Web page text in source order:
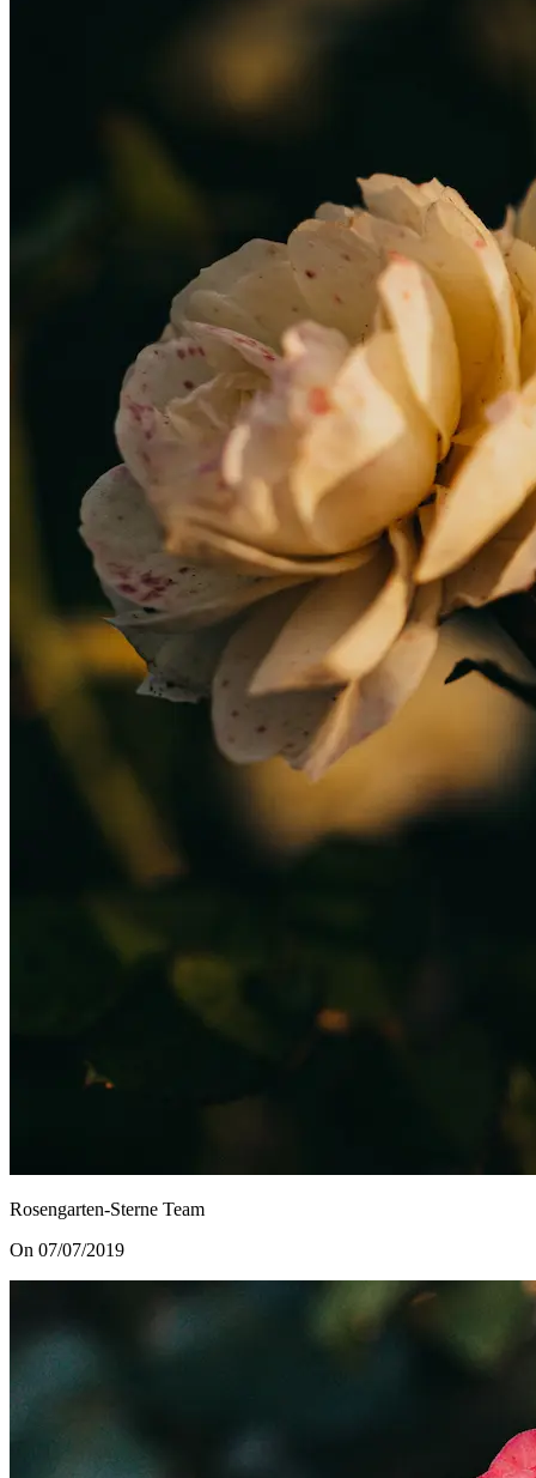
Rosengarten-Sterne Team
On 07/07/2019